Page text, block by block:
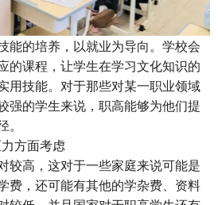
的培养，以就业为导向。学校会
的课程，让学生在学习文化知识的
用技能。对于那些对某一职业领域
强的学生来说，职高能够为他们提
方面考虑
高，这对于一些家庭来说可能是
费，还可能有其他的学杂费、资料